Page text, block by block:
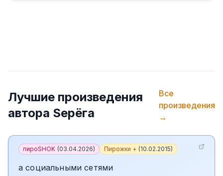
Лучшие произведения
автора Sерёга
Все
произведения
→
пироSHOK (03.04.2026) Пирожки + (10.02.2015)
а социальными сетями